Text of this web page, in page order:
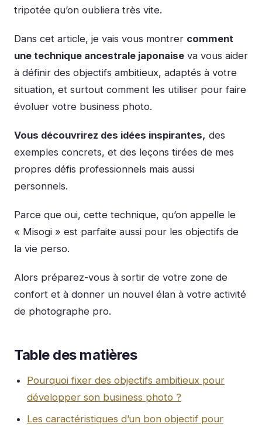
tripotée qu’on oubliera très vite.
Dans cet article, je vais vous montrer comment
une technique ancestrale japonaise va vous aider
à définir des objectifs ambitieux, adaptés à votre
situation, et surtout comment les utiliser pour faire
évoluer votre business photo.
Vous découvrirez des idées inspirantes, des
exemples concrets, et des leçons tirées de mes
propres défis professionnels mais aussi
personnels.
Parce que oui, cette technique, qu’on appelle le
« Misogi » est parfaite aussi pour les objectifs de
la vie perso.
Alors préparez-vous à sortir de votre zone de
confort et à donner un nouvel élan à votre activité
de photographe pro.
Table des matières
Pourquoi fixer des objectifs ambitieux pour
développer son business photo ?
Les caractéristiques d’un bon objectif pour